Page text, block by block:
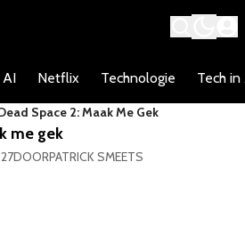
AI Netflix Technologie Tech in
Space 2: Maak Me Gek
me gek
DOORPATRICK SMEETS